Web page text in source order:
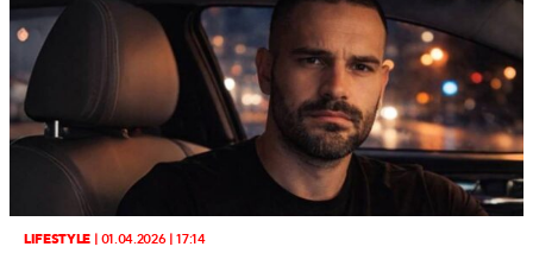
LIFESTYLE| 01.04.2026 | 17:14